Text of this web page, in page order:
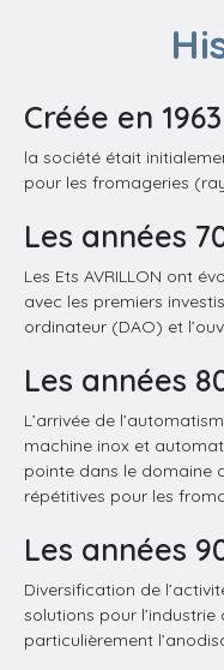
Créée en 1963
la société était
pour les fromageries
Les années
Les Ets AVRILLON ont
avec les premiers
ordinateur (DAO) et
Les années
L’arrivée de
machine inox et
pointe dans le domaine
répétitives pour les
Les années
Diversification de
solutions pour
particulièrement